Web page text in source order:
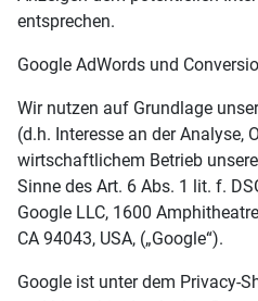
entsprechen.
Google AdWords und
Wir nutzen auf Grundlage
(d.h. Interesse an der Analyse,
wirtschaftlichem Betrieb
Sinne des Art. 6 Abs. 1 lit. f.
Google LLC, 1600
CA 94043, USA, („Google“).
Google ist unter dem Privacy-